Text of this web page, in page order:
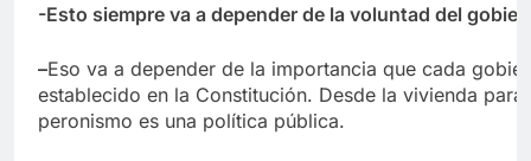
-Esto siempre va a depender de la voluntad del
–Eso va a depender de la importancia que cada
establecido en la Constitución. Desde la vivienda
peronismo es una política pública.